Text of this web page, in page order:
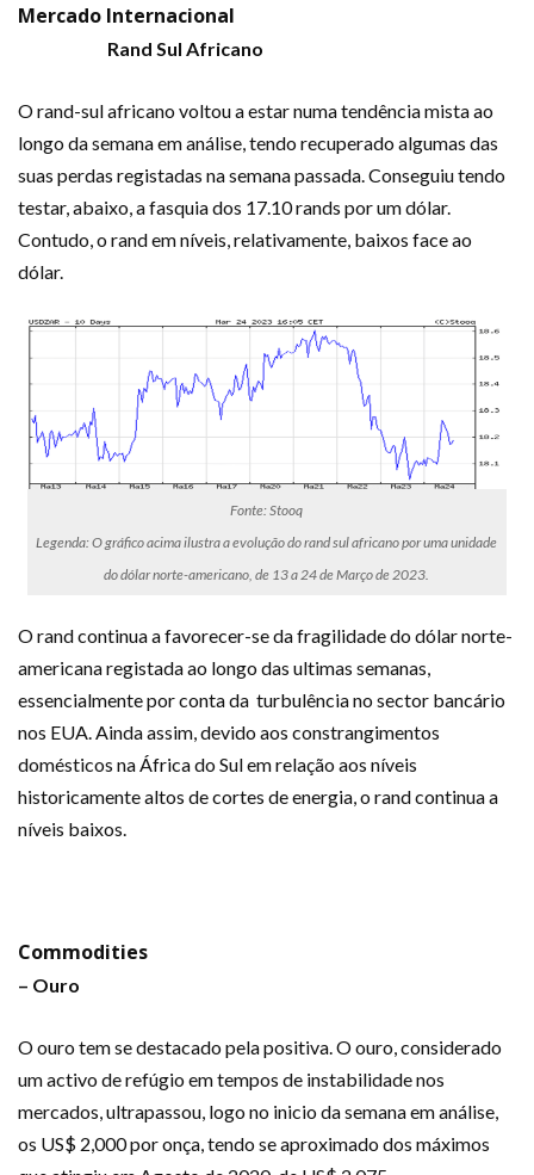
Mercado Internacional
Rand Sul Africano
O rand-sul africano voltou a estar numa tendência mista ao
longo da semana em análise, tendo recuperado algumas das
suas perdas registadas na semana passada. Conseguiu tendo
testar, abaixo, a fasquia dos 17.10 rands por um dólar.
Contudo, o rand em níveis, relativamente, baixos face ao
dólar.
Fonte: Stooq
Legenda: O gráfico acima ilustra a evolução do rand sul africano por uma unidade
do dólar norte-americano, de 13 a 24 de Março de 2023.
O rand continua a favorecer-se da fragilidade do dólar norte-
americana registada ao longo das ultimas semanas,
essencialmente por conta da turbulência no sector bancário
nos EUA. Ainda assim, devido aos constrangimentos
domésticos na África do Sul em relação aos níveis
historicamente altos de cortes de energia, o rand continua a
níveis baixos.
Commodities
– Ouro
O ouro tem se destacado pela positiva. O ouro, considerado
um activo de refúgio em tempos de instabilidade nos
mercados, ultrapassou, logo no inicio da semana em análise,
os US$ 2,000 por onça, tendo se aproximado dos máximos